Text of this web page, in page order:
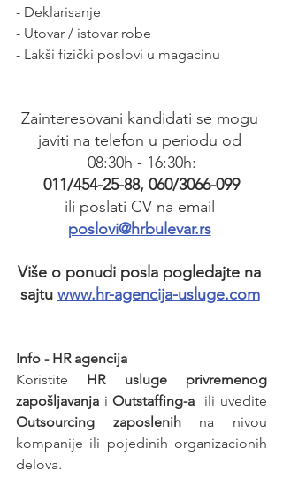
- Deklarisanje
- Utovar / istovar robe
- Lakši fizički poslovi u magacinu
Zainteresovani kandidati se mogu
javiti na telefon u periodu od
08:30h - 16:30h:
011/454-25-88, 060/3066-099
ili poslati CV na email
poslovi@hrbulevar.rs
Više o ponudi posla pogledajte na
sajtu www.hr-agencija-usluge.com
Info - HR agencija
Koristite HR usluge privremenog
zapošljavanja i Outstaffing-a
Outsourcing zaposlenih na nivou
kompanije ili pojedinih organizacionih
delova.